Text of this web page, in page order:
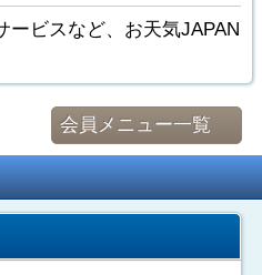
ビスなど、お天気JAPAN
会員メニュー一覧